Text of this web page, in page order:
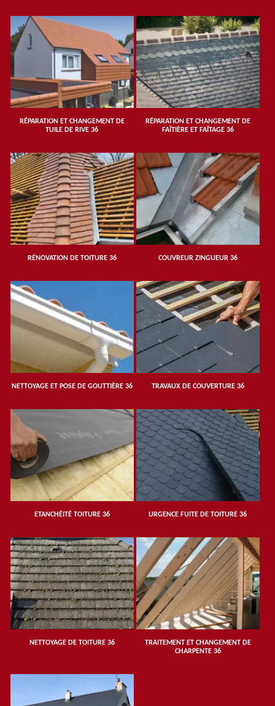
RÉPARATION ET CHANGEMENT DE
TUILE DE RIVE 36
RÉPARATION ET CHANGEMENT DE
FAÎTIÈRE ET FAÎTAGE 36
RÉNOVATION DE TOITURE 36 COUVREUR ZINGUEUR 36
NETTOYAGE ET POSE DE GOUTTIÈRE 36 TRAVAUX DE COUVERTURE 36
ETANCHÉITÉ TOITURE 36 URGENCE FUITE DE TOITURE 36
NETTOYAGE DE TOITURE 36
TRAITEMENT ET CHANGEMENT DE
CHARPENTE 36